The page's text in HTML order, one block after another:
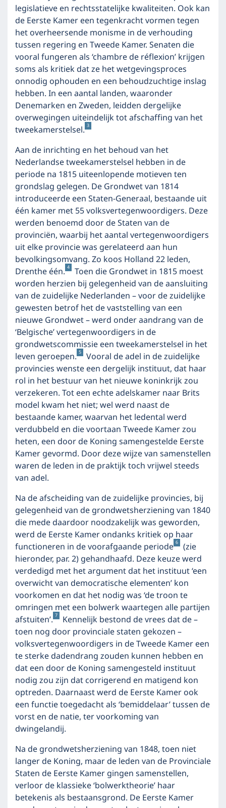
legislatieve en rechtsstatelijke kwaliteiten. Ook kan
de Eerste Kamer een tegenkracht vormen tegen
het overheersende monisme in de verhouding
tussen regering en Tweede Kamer. Senaten die
vooral fungeren als ‘chambre de réflexion’ krijgen
soms als kritiek dat ze het wetgevingsproces
onnodig ophouden en een behoudzuchtige inslag
hebben. In een aantal landen, waaronder
Denemarken en Zweden, leidden dergelijke
overwegingen uiteindelijk tot afschaffing van het
tweekamerstelsel. 3
Aan de inrichting en het behoud van het
Nederlandse tweekamerstelsel hebben in de
periode na 1815 uiteenlopende motieven ten
grondslag gelegen. De Grondwet van 1814
introduceerde een Staten-Generaal, bestaande uit
één kamer met 55 volksvertegenwoordigers. Deze
werden benoemd door de Staten van de
provinciën, waarbij het aantal vertegenwoordigers
uit elke provincie was gerelateerd aan hun
bevolkingsomvang. Zo koos Holland 22 leden,
Drenthe één. 4
Toen die Grondwet in 1815 moest
worden herzien bij gelegenheid van de aansluiting
van de zuidelijke Nederlanden – voor de zuidelijke
gewesten betrof het de vaststelling van een
nieuwe Grondwet – werd onder aandrang van de
‘Belgische’ vertegenwoordigers in de
grondwetscommissie een tweekamerstelsel in het
leven geroepen. 5
Vooral de adel in de zuidelijke
provincies wenste een dergelijk instituut, dat haar
rol in het bestuur van het nieuwe koninkrijk zou
verzekeren. Tot een echte adelskamer naar Brits
model kwam het niet; wel werd naast de
bestaande kamer, waarvan het ledental werd
verdubbeld en die voortaan Tweede Kamer zou
heten, een door de Koning samengestelde Eerste
Kamer gevormd. Door deze wijze van samenstellen
waren de leden in de praktijk toch vrijwel steeds
van adel.
Na de afscheiding van de zuidelijke provincies, bij
gelegenheid van de grondwetsherziening van 1840
die mede daardoor noodzakelijk was geworden,
werd de Eerste Kamer ondanks kritiek op haar
functioneren in de voorafgaande periode 6
(zie
hieronder, par. 2) gehandhaafd. Deze keuze werd
verdedigd met het argument dat het instituut ‘een
overwicht van democratische elementen’ kon
voorkomen en dat het nodig was ‘de troon te
omringen met een bolwerk waartegen alle partijen
afstuiten’. 7
Kennelijk bestond de vrees dat de –
toen nog door provinciale staten gekozen –
volksvertegenwoordigers in de Tweede Kamer een
te sterke dadendrang zouden kunnen hebben en
dat een door de Koning samengesteld instituut
nodig zou zijn dat corrigerend en matigend kon
optreden. Daarnaast werd de Eerste Kamer ook
een functie toegedacht als ‘bemiddelaar’ tussen de
vorst en de natie, ter voorkoming van
dwingelandij.
Na de grondwetsherziening van 1848, toen niet
langer de Koning, maar de leden van de Provinciale
Staten de Eerste Kamer gingen samenstellen,
verloor de klassieke ‘bolwerktheorie’ haar
betekenis als bestaansgrond. De Eerste Kamer